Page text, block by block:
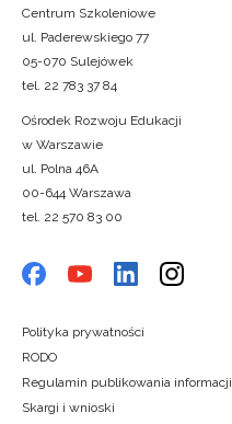
Centrum Szkoleniowe
ul. Paderewskiego 77
05-070 Sulejówek
tel. 22 783 37 84
Ośrodek Rozwoju Edukacji
w Warszawie
ul. Polna 46A
00-644 Warszawa
tel. 22 570 83 00
Polityka prywatności
RODO
Regulamin publikowania informacji
Skargi i wnioski